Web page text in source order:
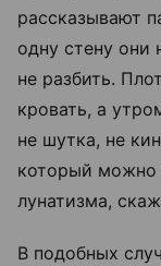
рассказывают
одну стену они
не разбить.
кровать, а
не шутка, не
который можно
лунатизма,
В подобных